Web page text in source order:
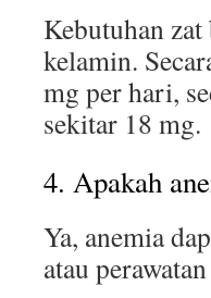
Kebutuhan
kelamin.
mg per hari,
sekitar 18 mg.
4. Apakah
Ya, anemia
atau